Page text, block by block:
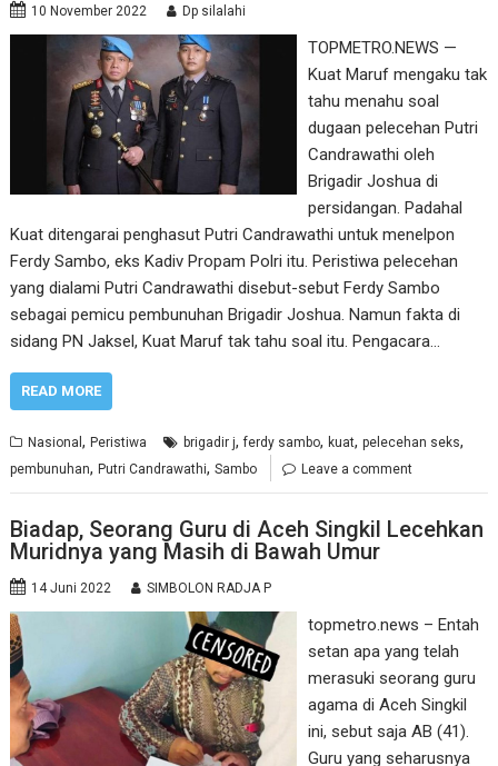
10 November 2022 Dp silalahi
TOPMETRO.NEWS —
Kuat Maruf mengaku tak
tahu menahu soal
dugaan pelecehan Putri
Candrawathi oleh
Brigadir Joshua di
persidangan. Padahal
Kuat ditengarai penghasut Putri Candrawathi untuk menelpon
Ferdy Sambo, eks Kadiv Propam Polri itu. Peristiwa pelecehan
yang dialami Putri Candrawathi disebut-sebut Ferdy Sambo
sebagai pemicu pembunuhan Brigadir Joshua. Namun fakta di
sidang PN Jaksel, Kuat Maruf tak tahu soal itu. Pengacara…
READ MORE
Nasional,Peristiwa brigadir j,ferdy sambo,kuat,pelecehan seks,
pembunuhan,Putri Candrawathi,Sambo Leave a comment
Biadap, Seorang Guru di Aceh Singkil Lecehkan
Muridnya yang Masih di Bawah Umur
14 Juni 2022 SIMBOLON RADJA P
topmetro.news – Entah
setan apa yang telah
merasuki seorang guru
agama di Aceh Singkil
ini, sebut saja AB (41).
Guru yang seharusnya